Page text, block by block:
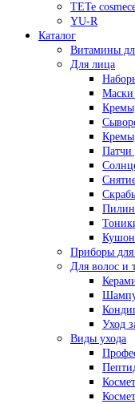
TETe
YU-R
Каталог
Витамины
Для лица
Маски
Патчи
Приборы для
Для волос и
Уход
Виды ухода